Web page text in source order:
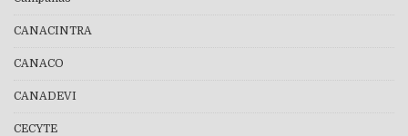
CANACINTRA
CANACO
CANADEVI
CECYTE